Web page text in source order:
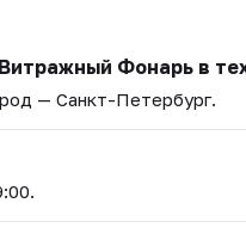
Фонарь в
— Санкт-Петербург.